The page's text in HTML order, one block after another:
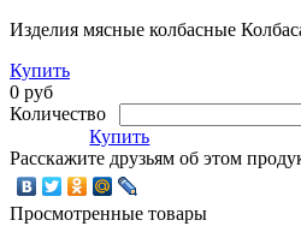
Изделия мясные колбасные
Купить
0 руб
Количество
Купить
Расскажите друзьям об этом
Просмотренные товары